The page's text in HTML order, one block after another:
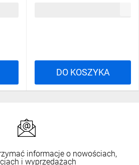
DO KOSZYKA
informacje o nowościach,
i wyprzedażach